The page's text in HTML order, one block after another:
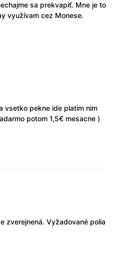
sa prekvapiť. Mne je to
využívam cez Monese.
vsetko pekne ide platim nim
potom 1,5€ mesacne )
zverejnená. Vyžadované polia